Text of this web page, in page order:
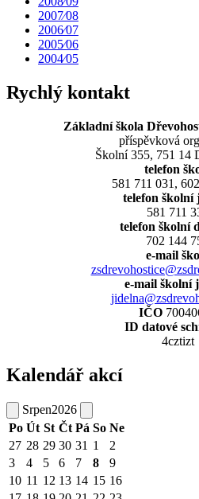
2007⁄08
2006⁄07
2005⁄06
2004⁄05
Rychlý kontakt
Základní škola
příspěvková
Školní 355, 751 14
telefon
581 711 031,
telefon školní
581 711
telefon školní
702 144
e-mail
e-mail školní
IČO
ID datové
4cztizt
Kalendář akcí
Srpen2026
Po Út St Čt Pá So Ne
27 28 29 30 31 1
2
3
4 5 6 7 8
9
10 11 12 13 14 15 16